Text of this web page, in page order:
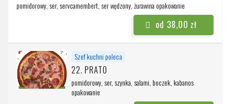
pomidorowy, ser, servcamembert, ser wędzony, żurawina opakowanie
Szef kuchni poleca
22. PRATO
pomidorowy, ser, szynka, salami, boczek, kabanos
opakowanie